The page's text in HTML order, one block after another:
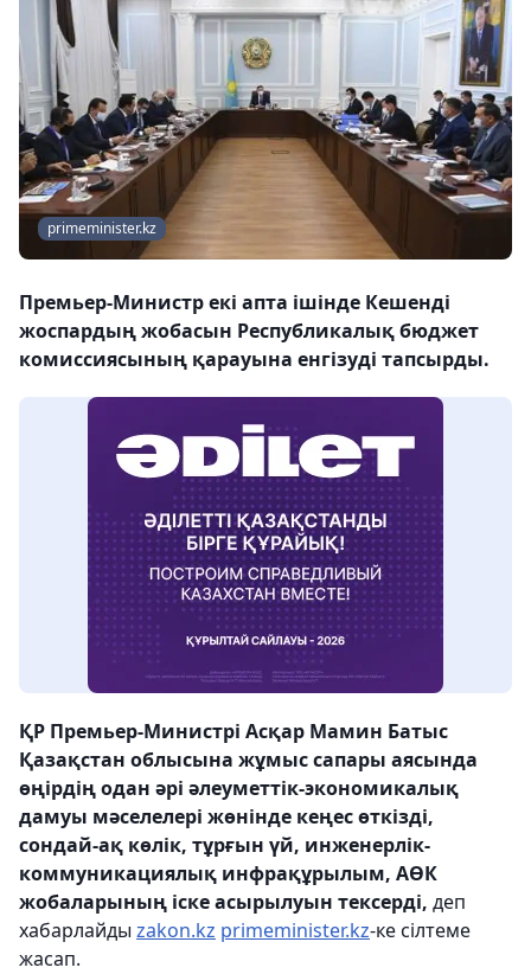
primeminister.kz
Премьер-Министр екі апта ішінде Кешенді
жоспардың жобасын Республикалық бюджет
комиссиясының қарауына енгізуді тапсырды.
ҚР Премьер-Министрі Асқар Мамин Батыс
Қазақстан облысына жұмыс сапары аясында
өңірдің одан әрі әлеуметтік-экономикалық
дамуы мәселелері жөнінде кеңес өткізді,
сондай-ақ көлік, тұрғын үй, инженерлік-
коммуникациялық инфрақұрылым, АӨК
жобаларының іске асырылуын тексерді, деп
хабарлайды zakon.kz primeminister.kz-ке сілтеме
жасап.